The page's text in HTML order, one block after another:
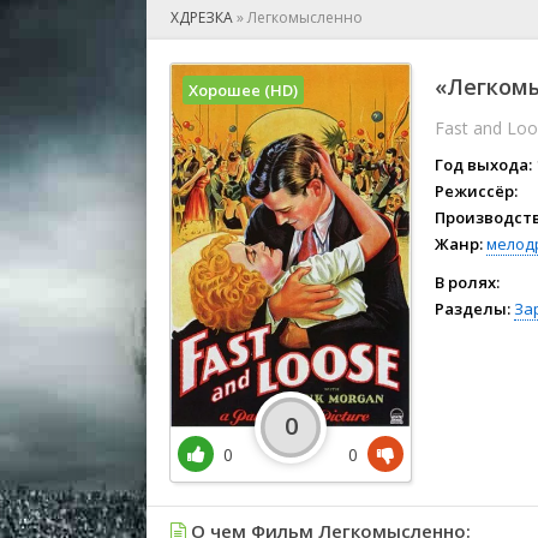
🕺 Мюзикл
👨‍💻
🎤 Ток-
🧙‍♀️
🏅
ХДРЕЗКА»Легкомысленно
Fast and
Год выхода:
Режиссёр:
Жанр:
В ролях:
Разделы:
Хорошее (HD)
0
0
0
О чем Фильм Легкомысленно: